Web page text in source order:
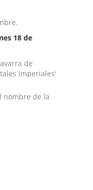
18 de
de
Imperiales'
nombre de la